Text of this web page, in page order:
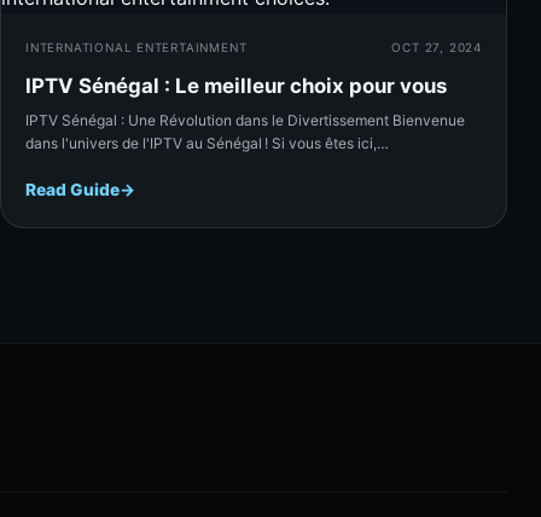
INTERNATIONAL ENTERTAINMENT OCT 27, 2024
IPTV Sénégal : Le meilleur choix pour vous
IPTV Sénégal : Une Révolution dans le Divertissement Bienvenue
dans l'univers de l'IPTV au Sénégal ! Si vous êtes ici,…
Read Guide→